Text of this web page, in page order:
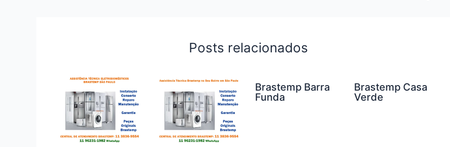
Posts relacionados
Brastemp Barra
Funda
Brastemp Casa
Verde